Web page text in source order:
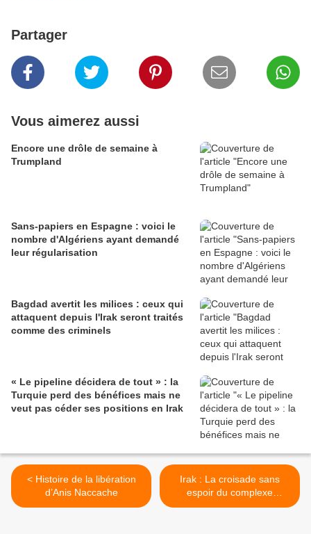
Partager
Vous aimerez aussi
Encore une drôle de semaine à
Trumpland
Sans-papiers en Espagne : voici le
nombre d'Algériens ayant demandé
leur régularisation
Bagdad avertit les milices : ceux qui
attaquent depuis l'Irak seront traités
comme des criminels
« Le pipeline décidera de tout » : la
Turquie perd des bénéfices mais ne
veut pas céder ses positions en Irak
< Histoire de la libération
d’Anis Naccache
Irak : La croisade sans
espoir du complexe
militaro-industriel >